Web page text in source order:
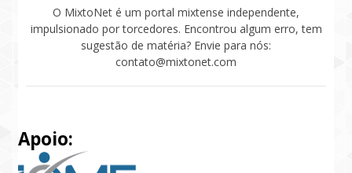
O MixtoNet é um portal mixtense independente,
impulsionado por torcedores. Encontrou algum erro, tem
sugestão de matéria? Envie para nós:
contato@mixtonet.com
Apoio: